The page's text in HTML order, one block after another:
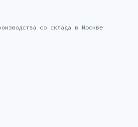
со склада в Москве